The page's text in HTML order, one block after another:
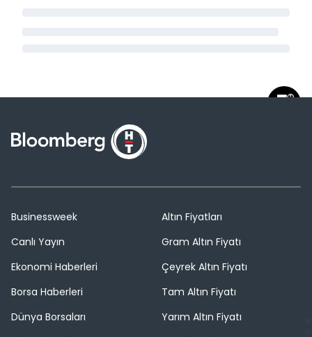
Businessweek
Canlı Yayın
Ekonomi Haberleri
Borsa Haberleri
Dünya Borsaları
Altın Fiyatları
Gram Altın Fiyatı
Çeyrek Altın Fiyatı
Tam Altın Fiyatı
Yarım Altın Fiyatı